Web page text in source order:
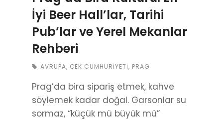
İyi Beer Hall’lar, Tarihi
Pub’lar ve Yerel Mekanlar
Rehberi
AVRUPA, ÇEK CUMHURIYETI, PRAG
Prag’da bira sipariş etmek, kahve
söylemek kadar doğal. Garsonlar su
sormaz, “küçük mü büyük mü”